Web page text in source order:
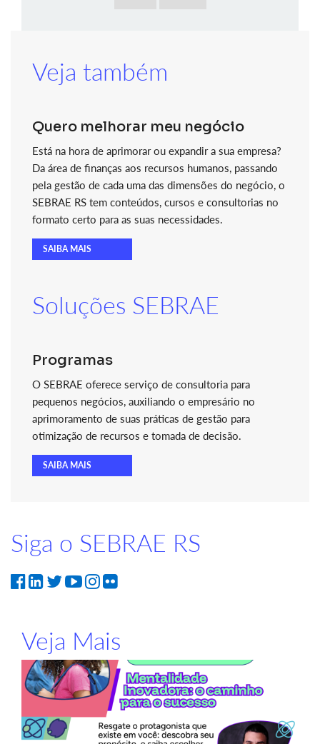
Veja também
Quero melhorar meu negócio
Está na hora de aprimorar ou expandir a sua empresa?
Da área de finanças aos recursos humanos, passando
pela gestão de cada uma das dimensões do negócio, o
SEBRAE RS tem conteúdos, cursos e consultorias no
formato certo para as suas necessidades.
SAIBA MAIS
Soluções SEBRAE
Programas
O SEBRAE oferece serviço de consultoria para
pequenos negócios, auxiliando o empresário no
aprimoramento de suas práticas de gestão para
otimização de recursos e tomada de decisão.
SAIBA MAIS
Siga o SEBRAE RS
Veja Mais